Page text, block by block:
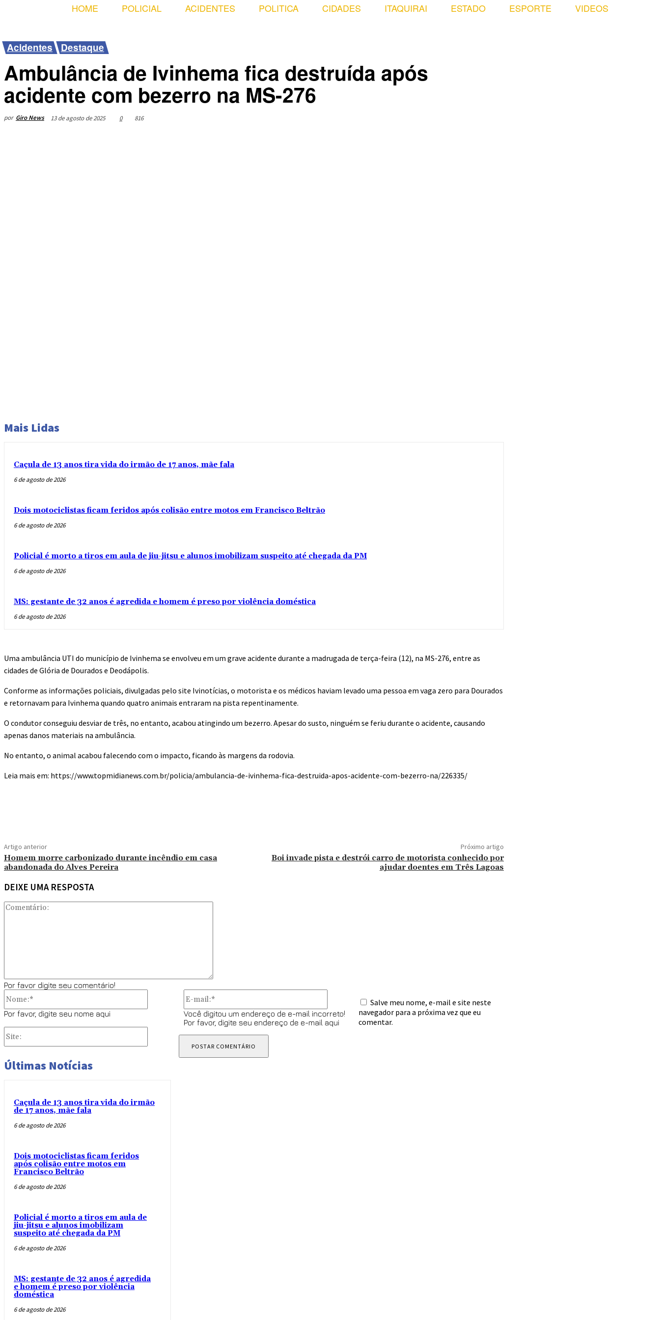
HOME POLICIAL ACIDENTES POLITICA CIDADES ITAQUIRAI ESTADO ESPORTE VIDEOS
Acidentes Destaque
Ambulância de Ivinhema fica destruída após
acidente com bezerro na MS-276
por Giro News 13 de agosto de 2025 0 816
Mais Lidas
Caçula de 13 anos tira vida do irmão de 17 anos, mãe fala
6 de agosto de 2026
Dois motociclistas ficam feridos após colisão entre motos em Francisco Beltrão
6 de agosto de 2026
Policial é morto a tiros em aula de jiu-jitsu e alunos imobilizam suspeito até chegada da PM
6 de agosto de 2026
MS: gestante de 32 anos é agredida e homem é preso por violência doméstica
6 de agosto de 2026
Uma ambulância UTI do município de Ivinhema se envolveu em um grave acidente durante a madrugada de terça-feira (12), na MS-276, entre as
cidades de Glória de Dourados e Deodápolis.
Conforme as informações policiais, divulgadas pelo site Ivinotícias, o motorista e os médicos haviam levado uma pessoa em vaga zero para Dourados
e retornavam para Ivinhema quando quatro animais entraram na pista repentinamente.
O condutor conseguiu desviar de três, no entanto, acabou atingindo um bezerro. Apesar do susto, ninguém se feriu durante o acidente, causando
apenas danos materiais na ambulância.
No entanto, o animal acabou falecendo com o impacto, ficando às margens da rodovia.
Leia mais em: https://www.topmidianews.com.br/policia/ambulancia-de-ivinhema-fica-destruida-apos-acidente-com-bezerro-na/226335/
Artigo anterior
Homem morre carbonizado durante incêndio em casa
abandonada do Alves Pereira
Próximo artigo
Boi invade pista e destrói carro de motorista conhecido por
ajudar doentes em Três Lagoas
DEIXE UMA RESPOSTA
Por favor digite seu comentário!
Por favor, digite seu nome aqui
Você digitou um endereço de e-mail incorreto!
Por favor, digite seu endereço de e-mail aqui
Salve meu nome, e-mail e site neste
navegador para a próxima vez que eu
comentar.
Últimas Notícias
Caçula de 13 anos tira vida do irmão
de 17 anos, mãe fala
6 de agosto de 2026
Dois motociclistas ficam feridos
após colisão entre motos em
Francisco Beltrão
6 de agosto de 2026
Policial é morto a tiros em aula de
jiu-jitsu e alunos imobilizam
suspeito até chegada da PM
6 de agosto de 2026
MS: gestante de 32 anos é agredida
e homem é preso por violência
doméstica
6 de agosto de 2026